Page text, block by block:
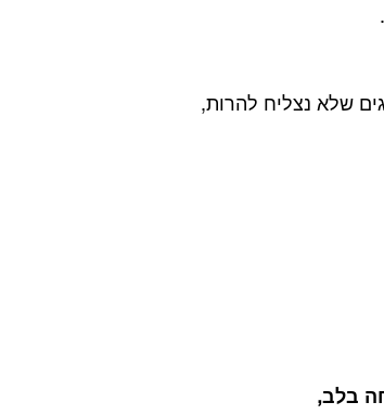
שלא נצליח להרות,
בלב,